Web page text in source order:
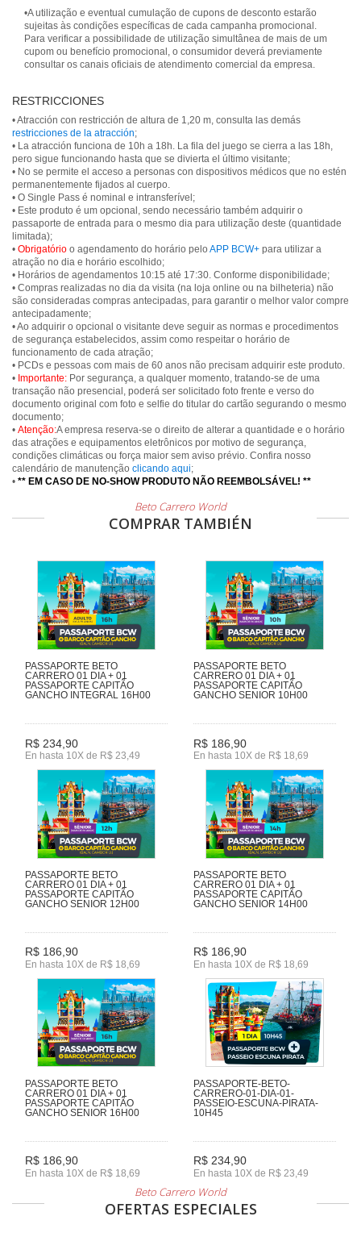
•A utilização e eventual cumulação de cupons de desconto estarão
sujeitas às condições específicas de cada campanha promocional.
Para verificar a possibilidade de utilização simultânea de mais de um
cupom ou benefício promocional, o consumidor deverá previamente
consultar os canais oficiais de atendimento comercial da empresa.
RESTRICCIONES
• Atracción con restricción de altura de 1,20 m, consulta las demás
restricciones de la atracción;
• La atracción funciona de 10h a 18h. La fila del juego se cierra a las 18h,
pero sigue funcionando hasta que se divierta el último visitante;
• No se permite el acceso a personas con dispositivos médicos que no estén
permanentemente fijados al cuerpo.
• O Single Pass é nominal e intransferível;
• Este produto é um opcional, sendo necessário também adquirir o
passaporte de entrada para o mesmo dia para utilização deste (quantidade
limitada);
• Obrigatório o agendamento do horário pelo APP BCW+ para utilizar a
atração no dia e horário escolhido;
• Horários de agendamentos 10:15 até 17:30. Conforme disponibilidade;
• Compras realizadas no dia da visita (na loja online ou na bilheteria) não
são consideradas compras antecipadas, para garantir o melhor valor compre
antecipadamente;
• Ao adquirir o opcional o visitante deve seguir as normas e procedimentos
de segurança estabelecidos, assim como respeitar o horário de
funcionamento de cada atração;
• PCDs e pessoas com mais de 60 anos não precisam adquirir este produto.
• Importante: Por segurança, a qualquer momento, tratando-se de uma
transação não presencial, poderá ser solicitado foto frente e verso do
documento original com foto e selfie do titular do cartão segurando o mesmo
documento;
• Atenção:A empresa reserva-se o direito de alterar a quantidade e o horário
das atrações e equipamentos eletrônicos por motivo de segurança,
condições climáticas ou força maior sem aviso prévio. Confira nosso
calendário de manutenção clicando aqui;
• ** EM CASO DE NO-SHOW PRODUTO NÃO REEMBOLSÁVEL! **
Beto Carrero World
COMPRAR TAMBIÉN
PASSAPORTE BETO
CARRERO 01 DIA + 01
PASSAPORTE CAPITÃO
GANCHO INTEGRAL 16H00
R$ 234,90
En hasta 10X de R$ 23,49
PASSAPORTE BETO
CARRERO 01 DIA + 01
PASSAPORTE CAPITÃO
GANCHO SENIOR 10H00
R$ 186,90
En hasta 10X de R$ 18,69
PASSAPORTE BETO
CARRERO 01 DIA + 01
PASSAPORTE CAPITÃO
GANCHO SENIOR 12H00
R$ 186,90
En hasta 10X de R$ 18,69
PASSAPORTE BETO
CARRERO 01 DIA + 01
PASSAPORTE CAPITÃO
GANCHO SENIOR 14H00
R$ 186,90
En hasta 10X de R$ 18,69
PASSAPORTE BETO
CARRERO 01 DIA + 01
PASSAPORTE CAPITÃO
GANCHO SENIOR 16H00
R$ 186,90
En hasta 10X de R$ 18,69
PASSAPORTE-BETO-
CARRERO-01-DIA-01-
PASSEIO-ESCUNA-PIRATA-
10H45
R$ 234,90
En hasta 10X de R$ 23,49
Beto Carrero World
OFERTAS ESPECIALES